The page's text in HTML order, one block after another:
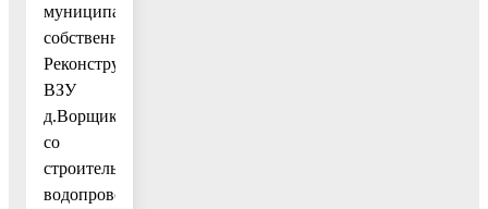
муниципальной
собственности:
Реконструкция
ВЗУ
д.Ворщиково
со
строительством
водопровода